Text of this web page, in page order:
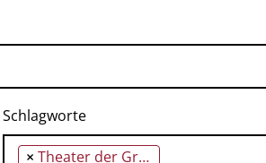
Schlagworte
× Theater der Grausamkeit